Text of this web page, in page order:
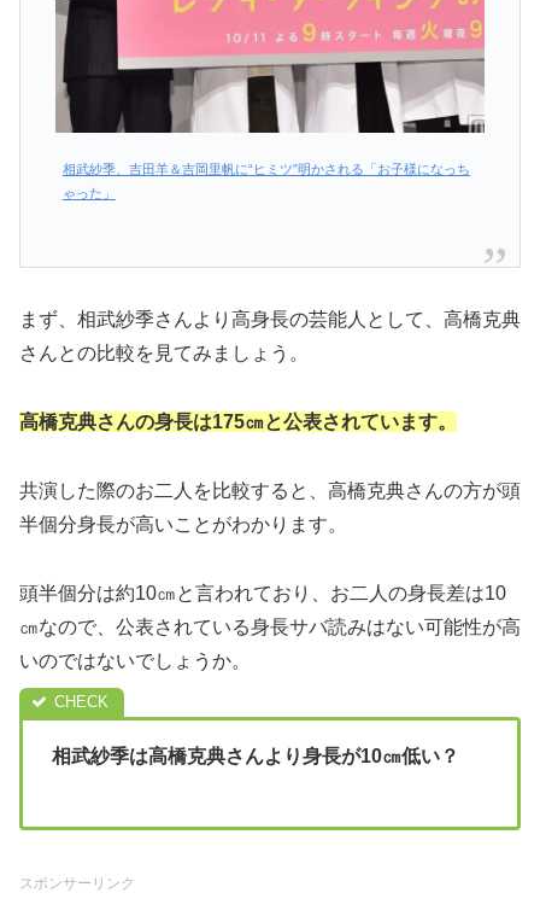
相武紗季、吉田羊＆吉岡里帆に“ヒミツ”明かされる「お子様になっち
ゃった」
まず、相武紗季さんより高身長の芸能人として、高橋克典
さんとの比較を見てみましょう。
高橋克典さんの身長は175㎝と公表されています。
共演した際のお二人を比較すると、高橋克典さんの方が頭
半個分身長が高いことがわかります。
頭半個分は約10㎝と言われており、お二人の身長差は10
㎝なので、公表されている身長サバ読みはない可能性が高
いのではないでしょうか。
相武紗季は高橋克典さんより身長が10㎝低い？
スポンサーリンク